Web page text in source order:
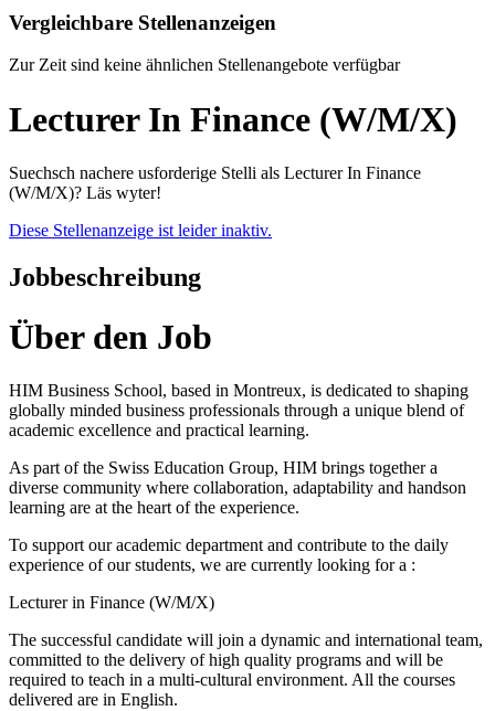
Vergleichbare Stellenanzeigen
Zur Zeit sind keine ähnlichen Stellenangebote verfügbar
Lecturer In Finance (W/M/X)
Suechsch nachere usforderige Stelli als Lecturer In Finance
(W/M/X)? Läs wyter!
Diese Stellenanzeige ist leider inaktiv.
Jobbeschreibung
Über den Job
HIM Business School, based in Montreux, is dedicated to shaping
globally minded business professionals through a unique blend of
academic excellence and practical learning.
As part of the Swiss Education Group, HIM brings together a
diverse community where collaboration, adaptability and handson
learning are at the heart of the experience.
To support our academic department and contribute to the daily
experience of our students, we are currently looking for a :
Lecturer in Finance (W/M/X)
The successful candidate will join a dynamic and international team,
committed to the delivery of high quality programs and will be
required to teach in a multi-cultural environment. All the courses
delivered are in English.